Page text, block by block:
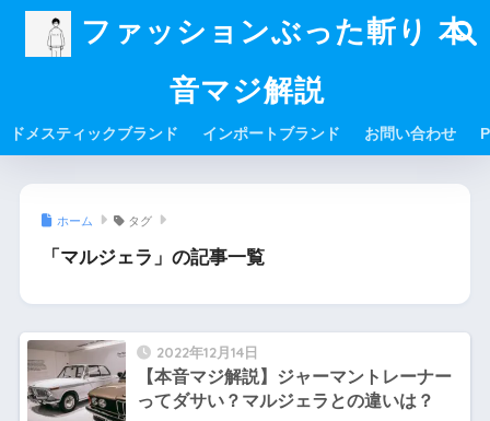
ファッションぶった斬り 本
音マジ解説
ドメスティックブランド インポートブランド お問い合わせ
ホーム タグ
「マルジェラ」の記事一覧
2022年12月14日
【本音マジ解説】ジャーマントレーナー
ってダサい？マルジェラとの違いは？